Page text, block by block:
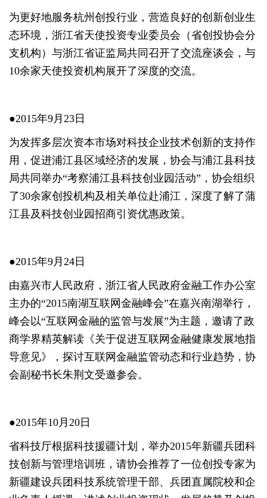
为更好地服务杭州创投行业，营造良好的创新创业生
态环境，浙江省天使投资专业委员会（省创投协会分
支机构）与浙江省证监局共同召开了交流座谈会，与
10余家天使投资机构展开了深度的交流。
●2015年9月23日
为发挥多层次资本市场对科技企业技术创新的支持作
用，促进浦江县区域经济的发展，协会与浦江县科技
局共同举办“考察浦江县科技创业园活动”，协会组织
了30余家创投机构及相关单位赴浦江，深度了解了蒲
江县及科技创业园招商引资优惠政策。
●2015年9月24日
由嘉兴市人民政府，浙江省人民政府金融工作办公室
主办的“2015南湖互联网金融峰会”在嘉兴南湖举行，
峰会以“互联网金融的监管与发展”为主题，邀请了政
商学界精英解读《关于促进互联网金融健康发展地指
导意见》，探讨互联网金融监管动态和行业趋势，协
会副秘书长朱荆文受邀参会。
●2015年10月20日
省科技厅根据科技援疆计划，举办2015年新疆兵团科
技创新与管理培训班，请协会推荐了一位创投专家为
新疆建设兵团科技系统管理干部、兵团直属院校和企